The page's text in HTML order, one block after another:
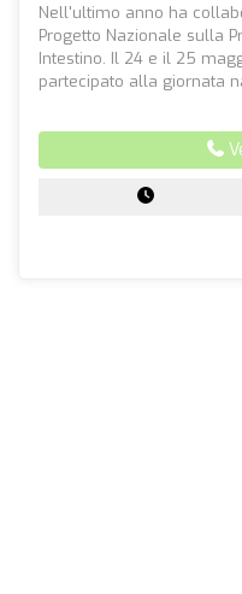
Nell'ultimo anno ha
Progetto Nazionale sulla
Intestino. Il 24 e il 25
partecipato alla giornata